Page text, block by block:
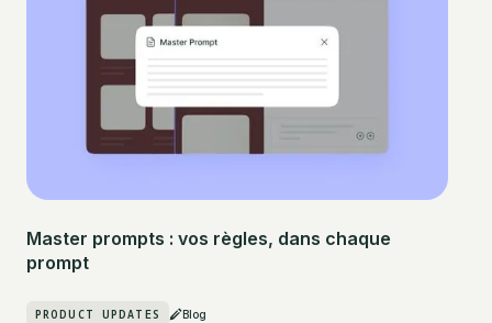
Master prompts : vos règles, dans chaque
prompt
PRODUCT UPDATES Blog